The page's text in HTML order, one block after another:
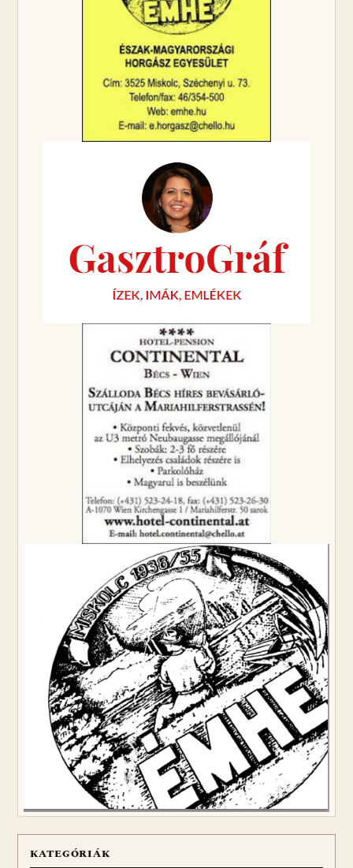
KATEGÓRIÁK